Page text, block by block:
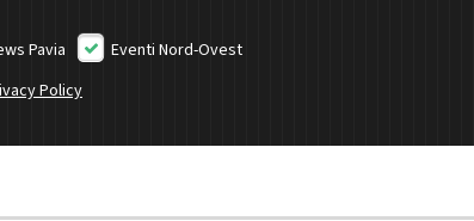
Pavia
Eventi Nord-Ovest
Policy